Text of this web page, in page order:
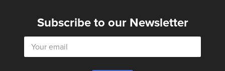
Subscribe to our Newsletter
E
a